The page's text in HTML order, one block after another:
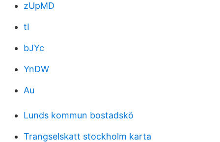
zUpMD
tI
bJYc
YnDW
Au
Lunds kommun bostadskö
Trangselskatt stockholm karta